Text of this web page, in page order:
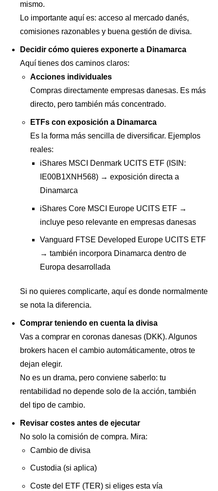
mismo.
Lo importante aquí es: acceso al mercado danés,
comisiones razonables y buena gestión de divisa.
Decidir cómo quieres exponerte a Dinamarca
Aquí tienes dos caminos claros:
Acciones individuales
Compras directamente empresas danesas. Es más
directo, pero también más concentrado.
ETFs con exposición a Dinamarca
Es la forma más sencilla de diversificar. Ejemplos
reales:
iShares MSCI Denmark UCITS ETF (ISIN:
IE00B1XNH568) → exposición directa a
Dinamarca
iShares Core MSCI Europe UCITS ETF →
incluye peso relevante en empresas danesas
Vanguard FTSE Developed Europe UCITS ETF
→ también incorpora Dinamarca dentro de
Europa desarrollada
Si no quieres complicarte, aquí es donde normalmente
se nota la diferencia.
Comprar teniendo en cuenta la divisa
Vas a comprar en coronas danesas (DKK). Algunos
brokers hacen el cambio automáticamente, otros te
dejan elegir.
No es un drama, pero conviene saberlo: tu
rentabilidad no depende solo de la acción, también
del tipo de cambio.
Revisar costes antes de ejecutar
No solo la comisión de compra. Mira:
Cambio de divisa
Custodia (si aplica)
Coste del ETF (TER) si eliges esta vía